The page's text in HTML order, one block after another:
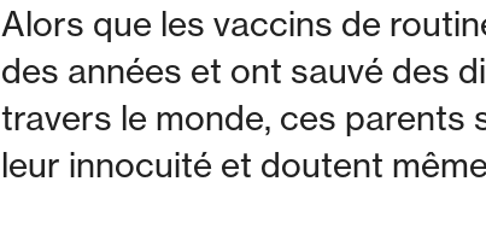
Alors que les vaccins de
des années et ont sauvé des
travers le monde, ces parents
leur innocuité et doutent